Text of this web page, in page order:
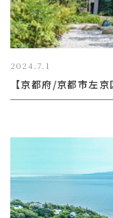
2024.7.1
【京都府/京都市左